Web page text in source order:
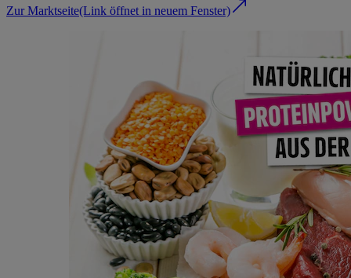
Zur Marktseite(Link öffnet in neuem Fenster)